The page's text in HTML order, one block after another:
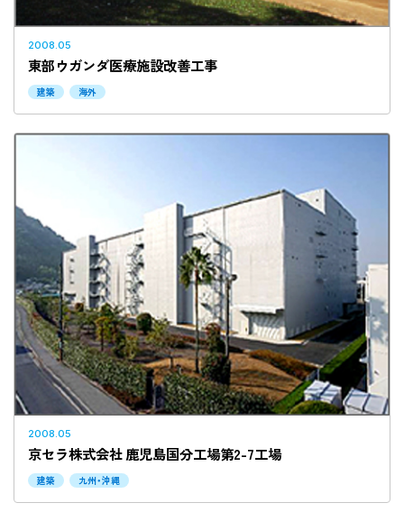
2008.05
東部ウガンダ医療施設改善工事
建築 海外
2008.05
京セラ株式会社 鹿児島国分工場第2-7工場
建築 九州・沖縄